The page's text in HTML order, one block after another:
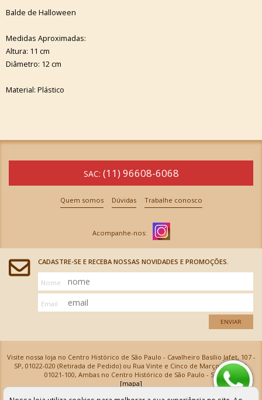
Balde de Halloween
Medidas Aproximadas:
Altura: 11 cm
Diâmetro: 12 cm
Material: Plástico
SAC: (11) 96608-6068
Quem somos Dúvidas Trabalhe conosco
CADASTRE-SE E RECEBA NOSSAS NOVIDADES E PROMOÇÕES.
Nome
Email
ENVIAR
Visite nossa loja no Centro Histórico de São Paulo - Cavalheiro Basílio Jafet, 107 -
SP, 01022-020 (Retirada de Pedido) ou Rua Vinte e Cinco de Março, 576 - SP,
01021-100, Ambas no Centro Histórico de São Paulo - SP
[mapa]
Armarinhos Santa Cecília Ltda | CNPJ: 61.069.639/0001-18